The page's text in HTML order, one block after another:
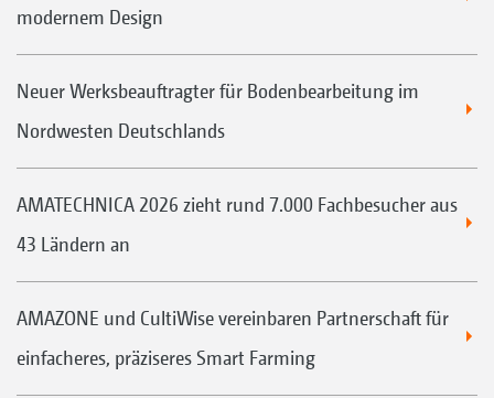
modernem Design
Neuer Werksbeauftragter für Bodenbearbeitung im
Nordwesten Deutschlands
AMATECHNICA 2026 zieht rund 7.000 Fachbesucher aus
43 Ländern an
AMAZONE und CultiWise vereinbaren Partnerschaft für
einfacheres, präziseres Smart Farming